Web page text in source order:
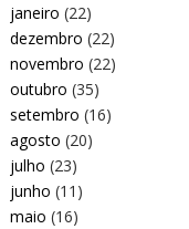
janeiro (22)
dezembro (22)
novembro (22)
outubro (35)
setembro (16)
agosto (20)
julho (23)
junho (11)
maio (16)